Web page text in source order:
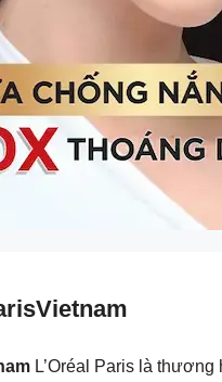
L’Oréal Paris là